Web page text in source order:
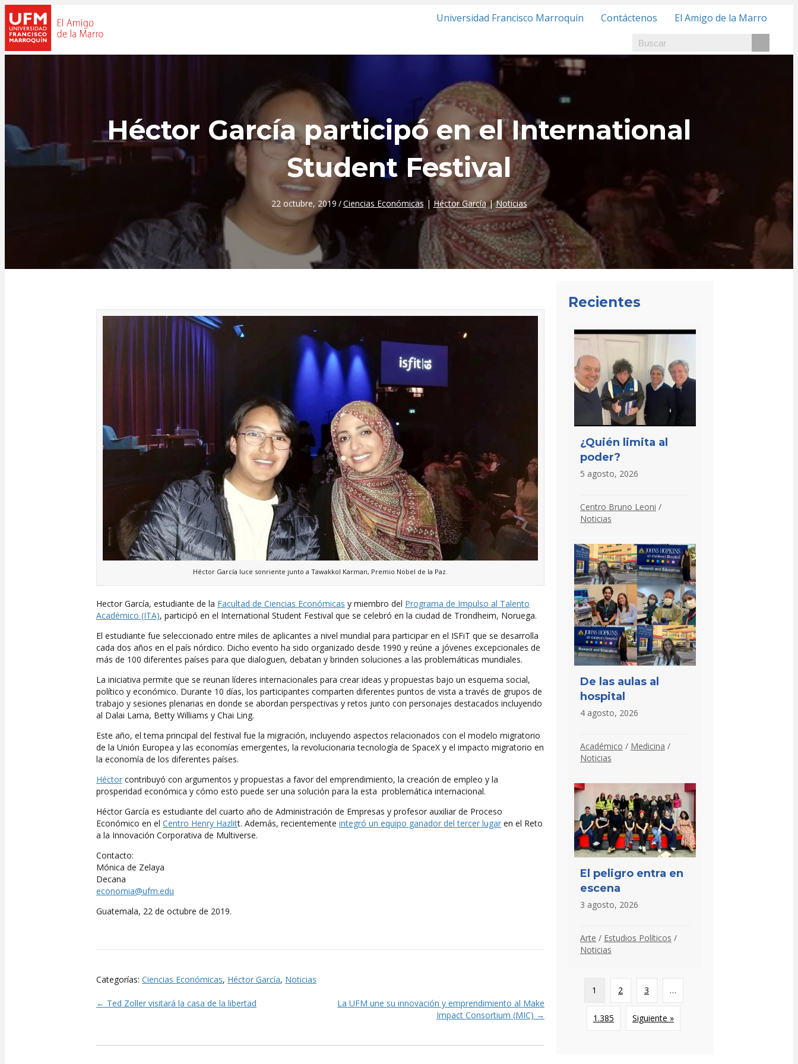
Universidad Francisco Marroquín Contáctenos El Amigo de la Marro
Héctor García participó en el International
Student Festival
22 octubre, 2019 /Ciencias Económicas | Héctor García|Noticias
Héctor García luce sonriente junto a Tawakkol Karman, Premio Nobel de la Paz.
Hector García, estudiante de la Facultad de Ciencias Económicas y miembro del Programa de Impulso al Talento
Académico (ITA), participó en el International Student Festival que se celebró en la ciudad de Trondheim, Noruega.
El estudiante fue seleccionado entre miles de aplicantes a nivel mundial para participar en el ISFiT que se desarrolla
cada dos años en el país nórdico. Dicho evento ha sido organizado desde 1990 y reúne a jóvenes excepcionales de
más de 100 diferentes países para que dialoguen, debatan y brinden soluciones a las problemáticas mundiales.
La iniciativa permite que se reunan líderes internacionales para crear ideas y propuestas bajo un esquema social,
político y económico. Durante 10 días, los participantes comparten diferentes puntos de vista a través de grupos de
trabajo y sesiones plenarias en donde se abordan perspectivas y retos junto con personajes destacados incluyendo
al Dalai Lama, Betty Williams y Chai Ling.
Este año, el tema principal del festival fue la migración, incluyendo aspectos relacionados con el modelo migratorio
de la Unión Europea y las economías emergentes, la revolucionaria tecnología de SpaceX y el impacto migratorio en
la economía de los diferentes países.
Héctor contribuyó con argumentos y propuestas a favor del emprendimiento, la creación de empleo y la
prosperidad económica y cómo esto puede ser una solución para la esta problemática internacional.
Héctor García es estudiante del cuarto año de Administración de Empresas y profesor auxiliar de Proceso
Económico en el Centro Henry Hazlitt. Además, recientemente integró un equipo ganador del tercer lugar en el Reto
a la Innovación Corporativa de Multiverse.
Contacto:
Mónica de Zelaya
Decana
economia@ufm.edu
Guatemala, 22 de octubre de 2019.
Categorías: Ciencias Económicas, Héctor García, Noticias
Posts
← Ted Zoller visitará la casa de la libertad
La UFM une su innovación y emprendimiento al Make
Impact Consortium (MIC) →
Recientes
¿Quién limita al
poder?
5 agosto, 2026
Centro Bruno Leoni /
Noticias
De las aulas al
hospital
4 agosto, 2026
Académico / Medicina /
Noticias
El peligro entra en
escena
3 agosto, 2026
Arte / Estudios Políticos /
Noticias
1 2 3 …
1.385 Siguiente »